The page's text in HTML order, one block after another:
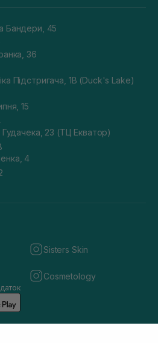
Бандери, 45
36
Підстригача, 1В (Duck's Lake)
15
Гудачека, 23 (ТЦ Екватор)
4
Sisters Skin
Cosmetology